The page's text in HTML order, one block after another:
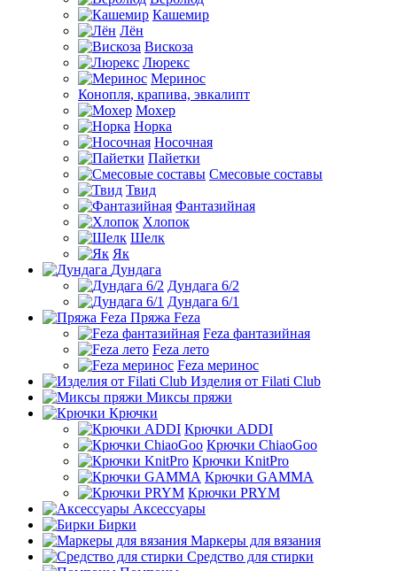
Кашемир
Лён
Вискоза
Люрекс
Меринос
Конопля, крапива, эвкалипт
Мохер
Норка
Носочная
Пайетки
Смесовые составы
Твид
Фантазийная
Хлопок
Шелк
Як
Дундага
Дундага 6/2
Дундага 6/1
Пряжа Feza
Feza фантазийная
Feza лето
Feza меринос
Изделия от Filati Club
Миксы пряжи
Крючки
Крючки ADDI
Крючки ChiaoGoo
Крючки KnitPro
Крючки GAMMA
Крючки PRYM
Аксессуары
Бирки
Маркеры для вязания
Средство для стирки